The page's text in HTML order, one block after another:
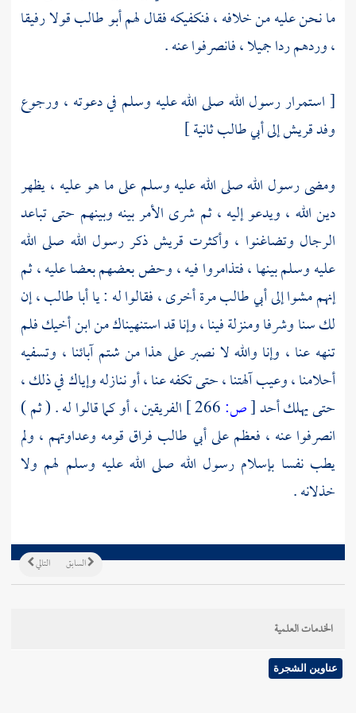
ما نحن عليه من خلافه ، فنكفيكه فقال لهمأبو طالبقولا رفيقا
، وردهم ردا جميلا ، فانصرفوا عنه .
[ استمرار رسول الله صلى الله عليه وسلم في دعوته ، ورجوع
وفدقريشإلىأبي طالبثانية ]
ومضى رسول الله صلى الله عليه وسلم على ما هو عليه ، يظهر
دين الله ، ويدعو إليه ، ثم شرى الأمر بينه وبينهم حتى تباعد
الرجال وتضاغنوا ، وأكثرت قريشذكر رسول الله صلى الله
عليه وسلم بينها ، فتذامروا فيه ، وحض بعضهم بعضا عليه ، ثم
إنهم مشوا إلىأبي طالبمرة أخرى ، فقالوا له : ياأبا طالب، إن
لك سنا وشرفا ومنزلة فينا ، وإنا قد استنهيناك من ابن أخيك فلم
تنهه عنا ، وإنا والله لا نصبر على هذا من شتم آبائنا ، وتسفيه
أحلامنا ، وعيب آلهتنا ، حتى تكفه عنا ، أو ننازله وإياك في ذلك ،
حتى يهلك أحد[ص:
الفريقين ، أو كما قالوا له . ( ثم )
انصرفوا عنه ، فعظم علىأبي طالب فراق قومه وعداوتهم ، ولم
يطب نفسا بإسلام رسول الله صلى الله عليه وسلم لهم ولا
خذلانه .
التالي السابق
الخدمات العلمية
عناوين الشجرة